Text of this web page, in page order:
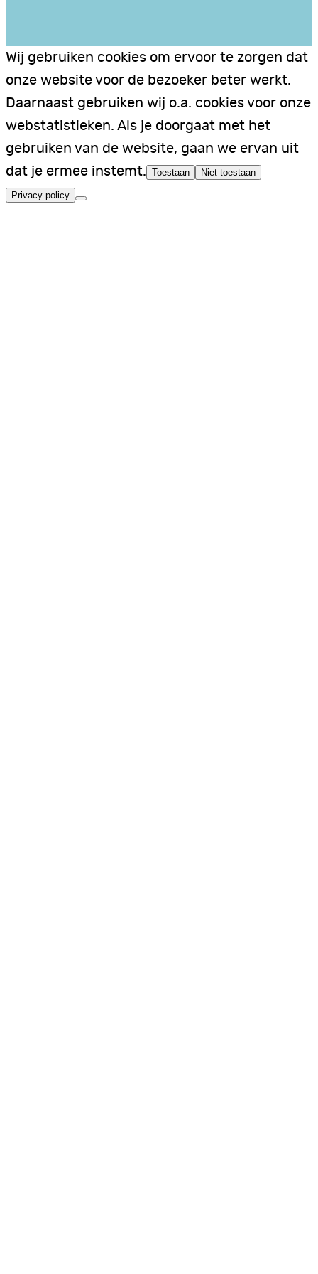
Wij gebruiken cookies om ervoor te zorgen dat
onze website voor de bezoeker beter werkt.
Daarnaast gebruiken wij o.a. cookies voor onze
webstatistieken. Als je doorgaat met het
gebruiken van de website, gaan we ervan uit
dat je ermee instemt. Toestaan Niet toestaan
Privacy policy